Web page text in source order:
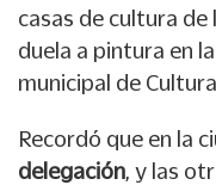
casas de cultura
duela a pintura en
municipal de
Recordó que en la
delegación, y las